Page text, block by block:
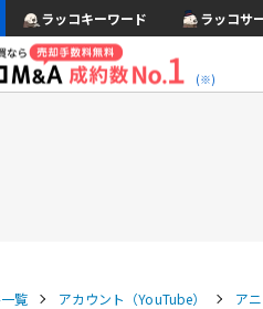
ラッコキーワード ラッコサ
(※)
覧 アカウント（YouTube） ア